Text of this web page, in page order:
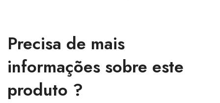
Precisa de mais
informações sobre este
produto ?